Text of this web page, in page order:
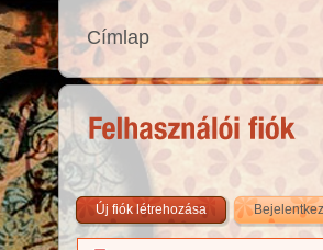
Címlap
Új fiók létrehozása